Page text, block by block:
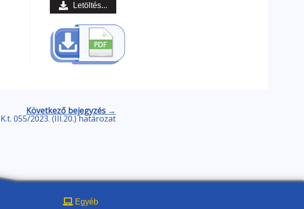
Letöltés...
Következő bejegyzés →
K.t. 055/2023. (III.20.) határozat
Egyéb